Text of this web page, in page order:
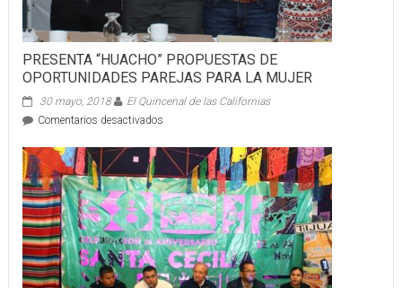
PRESENTA “HUACHO” PROPUESTAS DE
OPORTUNIDADES PAREJAS PARA LA MUJER
30 mayo, 2018
El Quincenal de las Californias
Comentarios desactivadosen
“HUACHO”
PROPUESTAS
DE
OPORTUNIDADES
PAREJAS
PARA
LA
MUJER